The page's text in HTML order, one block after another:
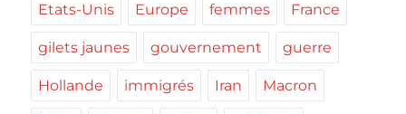
Etats-Unis Europe femmes France
gilets jaunes gouvernement guerre
Hollande immigrés Iran Macron